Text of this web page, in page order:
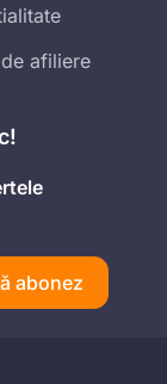
afiliere
abonez